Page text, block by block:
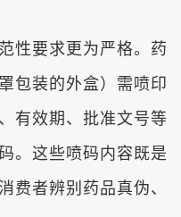
性要求更为严格。药
包装的外盒）需喷印
有效期、批准文号等
。这些喷码内容既是
费者辨别药品真伪、